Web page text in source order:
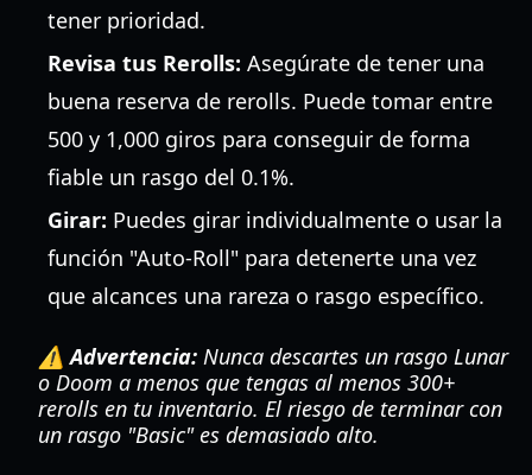
tener prioridad.
Revisa tus Rerolls: Asegúrate de tener una
buena reserva de rerolls. Puede tomar entre
500 y 1,000 giros para conseguir de forma
fiable un rasgo del 0.1%.
Girar: Puedes girar individualmente o usar la
función "Auto-Roll" para detenerte una vez
que alcances una rareza o rasgo específico.
⚠️ Advertencia: Nunca descartes un rasgo Lunar
o Doom a menos que tengas al menos 300+
rerolls en tu inventario. El riesgo de terminar con
un rasgo "Basic" es demasiado alto.